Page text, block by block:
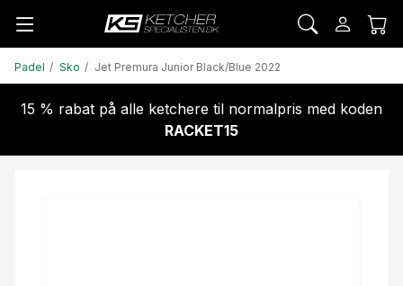
Padel Sko Jet Premura Junior Black/Blue 2022
15 % rabat på alle ketchere til normalpris med koden
RACKET15